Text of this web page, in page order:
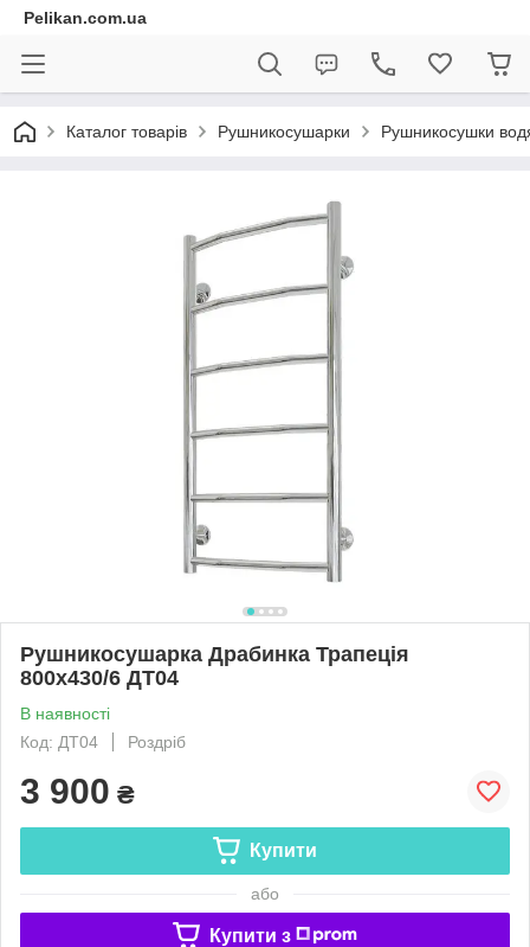
Pelikan.com.ua
Каталог товарів Рушникосушарки Рушникосушки
Рушникосушарка Драбинка Трапеція
800х430/6 ДТ04
В наявності
Код: ДТ04
Роздріб
3 900 ₴
Купити
або
Купити з